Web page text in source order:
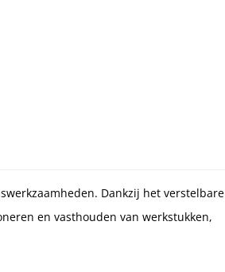
Dankzij het verstelbare
en vasthouden van werkstukken,